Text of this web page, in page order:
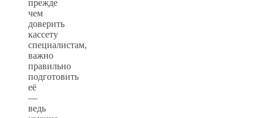
прежде
чем
доверить
кассету
специалистам,
важно
правильно
подготовить
её
—
ведь